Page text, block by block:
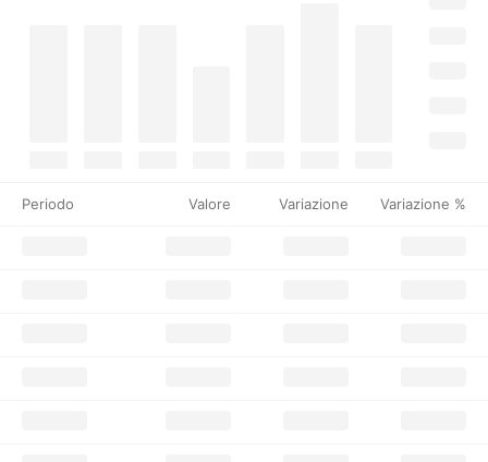
Periodo Valore Variazione Variazione %